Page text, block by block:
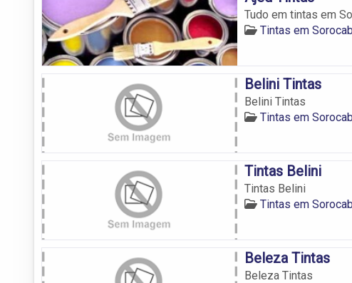
Tudo em tintas em
Tintas em
Belini Tintas
Belini Tintas
Tintas em
Tintas Belini
Tintas Belini
Tintas em
Beleza Tintas
Beleza Tintas